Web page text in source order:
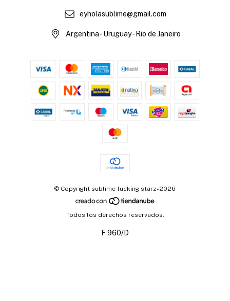
eyholasublime@gmail.com
Argentina - Uruguay - Rio de Janeiro
© Copyright sublime fucking starz - 2026
Todos los derechos reservados.
F 960/D